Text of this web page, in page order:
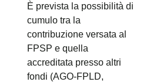
È prevista la possibilità di
cumulo tra la
contribuzione versata al
FPSP e quella
accreditata presso altri
fondi (AGO-FPLD,